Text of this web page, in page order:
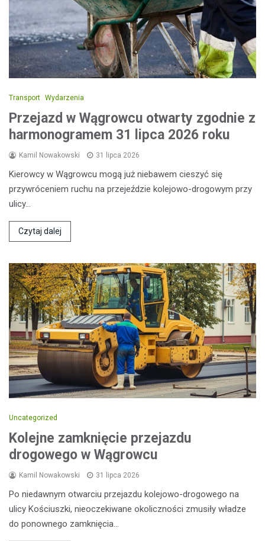
Transport Wydarzenia
Przejazd w Wągrowcu otwarty zgodnie z
harmonogramem 31 lipca 2026 roku
Kamil Nowakowski 31 lipca 2026
Kierowcy w Wągrowcu mogą już niebawem cieszyć się
przywróceniem ruchu na przejeździe kolejowo-drogowym przy
ulicy…
Czytaj dalej
Uncategorized
Kolejne zamknięcie przejazdu
drogowego w Wągrowcu
Kamil Nowakowski 31 lipca 2026
Po niedawnym otwarciu przejazdu kolejowo-drogowego na
ulicy Kościuszki, nieoczekiwane okoliczności zmusiły władze
do ponownego zamknięcia…